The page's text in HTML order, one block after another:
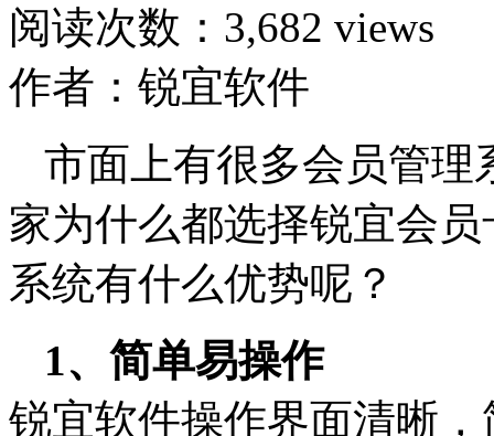
阅读次数：3,682 views
作者：锐宜软件
市面上有很多会员管理
家为什么都选择锐宜会
系统有什么优势呢？
1、简单易操作
锐宜软件操作界面清晰